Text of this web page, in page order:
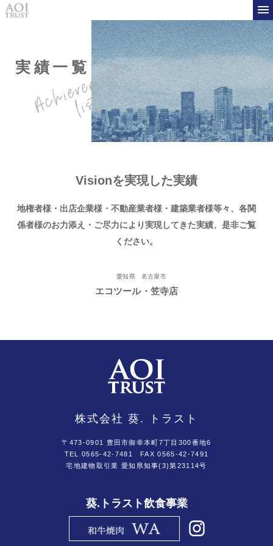
実績一覧
Visionを実現した実績
地権者様・出店企業様・不動産業者様・建築業者様等々、 各関
係者様のお力添え・ご尽力により実現してきた実績、是非ご覧
ください。
愛知県 名古屋市
エコツール・笠寺店
株式会社 葵. トラスト
〒473-0901 豊田市御幸本町7丁目300番地6
TEL 0565-42-7481
FAX 0565-42-7491
宅地建物取引業 愛知県知事(3)第23114号
葵.トラスト飲食事業